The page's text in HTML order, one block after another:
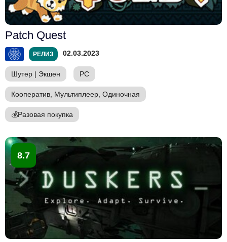
Patch Quest
РЕЛИЗ 02.03.2023
Шутер | Экшен PC
Кооператив, Мультиплеер, Одиночная
💰Разовая покупка
8.7